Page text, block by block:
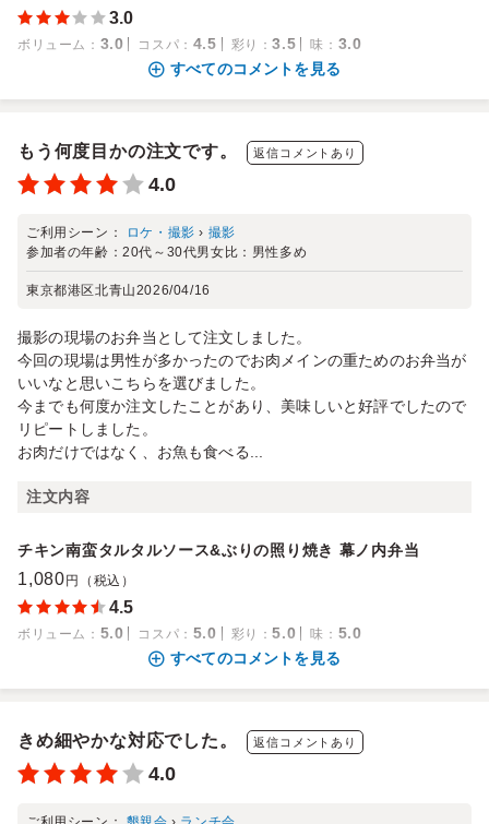
3.0
ボリューム ： 3.0 コスパ ： 4.5 彩り ：3.5 味 ： 3.0
すべてのコメントを見る
もう何度目かの注文です。 返信コメントあり
4.0
ご利用シーン： ロケ・撮影 › 撮影
参加者の年齢：20代～30代男女比： 男性多め
東京都港区北青山2026/04/16
撮影の現場のお弁当として注文しました。
今回の現場は男性が多かったのでお肉メインの重ためのお弁当が
いいなと思いこちらを選びました。
今までも何度か注文したことがあり、美味しいと好評でしたので
リピートしました。
お肉だけではなく、お魚も食べる...
注文内容
チキン南蛮タルタルソース&ぶりの照り焼き 幕ノ内弁当
1,080 円（税込）
4.5
ボリューム ： 5.0 コスパ ： 5.0 彩り ：5.0 味 ： 5.0
すべてのコメントを見る
きめ細やかな対応でした。 返信コメントあり
4.0